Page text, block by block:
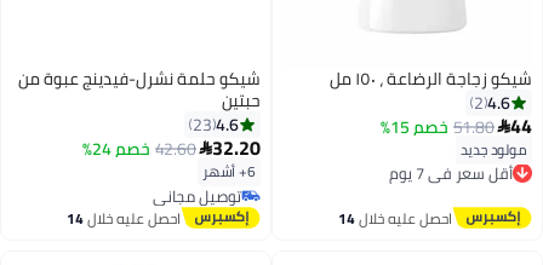
شيكو زجاجة الرضاعة ، ١٥٠ مل
4.6
2
44
51.80خصم 15%
مولود جديد
أقل سعر في 7 يوم
توصيل مجاني
أقل سعر في 7 يوم
احصل عليه خلال14
شيكو حلمة نشرل-فيدينج عبوة من
حبتين
4.6
23
32.20
42.60خصم 24%
6+ أشهر
توصيل مجاني
توصيل مجانياحصل عليه خلال14